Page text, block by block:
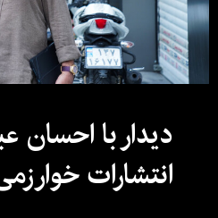
دیدار با احسان
انتشارات